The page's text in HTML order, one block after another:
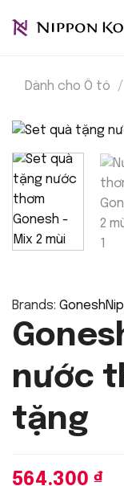
qua
Dành cho Ô tô /
Brands: Gonesh
nước
tặng
564.300 ₫